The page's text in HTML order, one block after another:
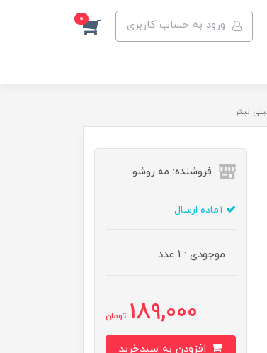
ورود به حساب کاربری 0
فروشنده: مه رو‌شو
آماده ارسال
موجودی : 1 عدد
189,000 تومان